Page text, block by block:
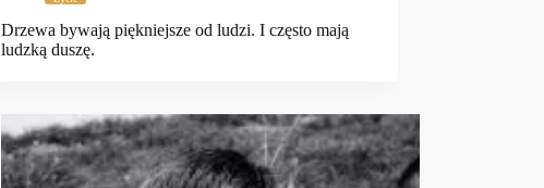
Drzewa bywają piękniejsze od ludzi. I często mają
ludzką duszę.